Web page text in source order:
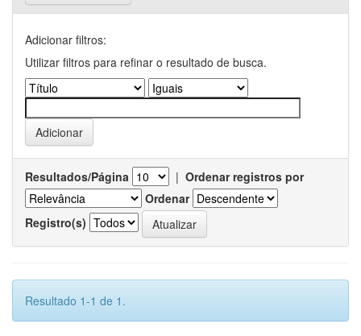
Adicionar filtros:
Utilizar filtros para refinar o resultado de busca.
Resultados/Página | Ordenar registros por
Ordenar
Registro(s)
Resultado 1-1 de 1.